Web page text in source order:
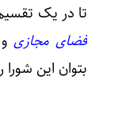
تا در یک
فضای مجازی
بتوان این